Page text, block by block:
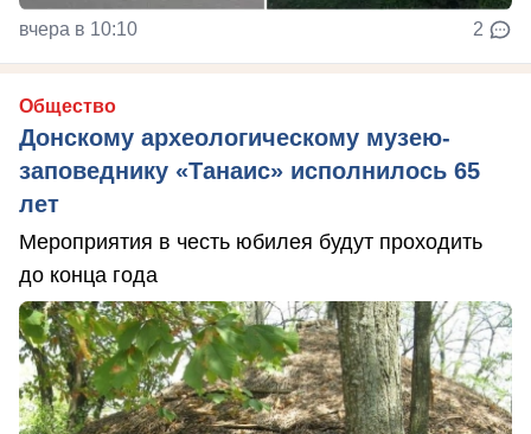
вчера в 10:10 2
Общество
Донскому археологическому музею-
заповеднику «Танаис» исполнилось 65
лет
Мероприятия в честь юбилея будут проходить
до конца года